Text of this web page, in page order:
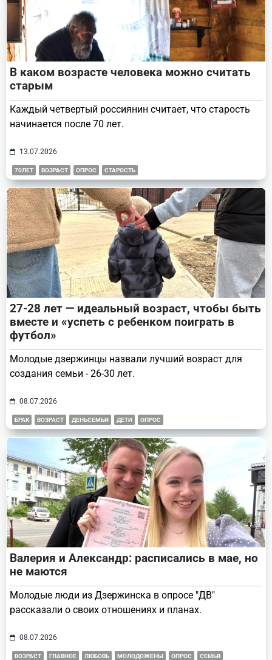
В каком возрасте человека можно считать
старым
Каждый четвертый россиянин считает, что старость
начинается после 70 лет.
13.07.2026
70ЛЕТ ВОЗРАСТ ОПРОС СТАРОСТЬ
27-28 лет — идеальный возраст, чтобы быть
вместе и «успеть с ребенком поиграть в
футбол»
Молодые дзержинцы назвали лучший возраст для
создания семьи - 26-30 лет.
08.07.2026
БРАК ВОЗРАСТ ДЕНЬСЕМЬИ ДЕТИ ОПРОС
Валерия и Александр: расписались в мае, но
не маются
Молодые люди из Дзержинска в опросе "ДВ"
рассказали о своих отношениях и планах.
08.07.2026
ВОЗРАСТ ГЛАВНОЕ ЛЮБОВЬ МОЛОДОЖЕНЫ ОПРОС СЕМЬЯ